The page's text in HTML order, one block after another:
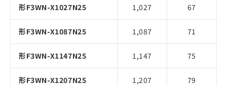
形F3WN-X1027N25 1,027 67
形F3WN-X1087N25 1,087 71
形F3WN-X1147N25 1,147 75
形F3WN-X1207N25 1,207 79